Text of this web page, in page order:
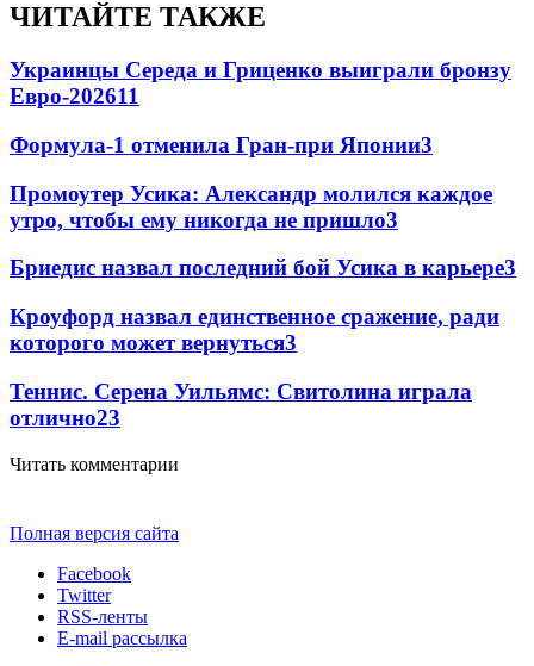
ЧИТАЙТЕ ТАКЖЕ
Украинцы Середа и Гриценко выиграли бронзу
Евро-202611
Формула-1 отменила Гран-при Японии3
Промоутер Усика: Александр молился каждое
утро, чтобы ему никогда не пришло3
Бриедис назвал последний бой Усика в карьере3
Кроуфорд назвал единственное сражение, ради
которого может вернуться3
Теннис. Серена Уильямс: Свитолина играла
отлично23
Читать комментарии
Полная версия сайта
Facebook
Twitter
RSS-ленты
E-mail рассылка